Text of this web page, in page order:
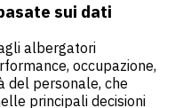
sui dati
albergatori
occupazione,
del personale, che
principali decisioni